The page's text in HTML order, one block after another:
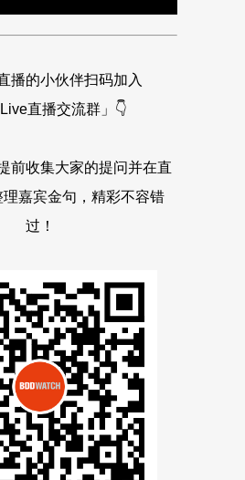
播的小伙伴扫码加入
直播交流群」👇
前收集大家的提问并在直
嘉宾金句，精彩不容错
过！